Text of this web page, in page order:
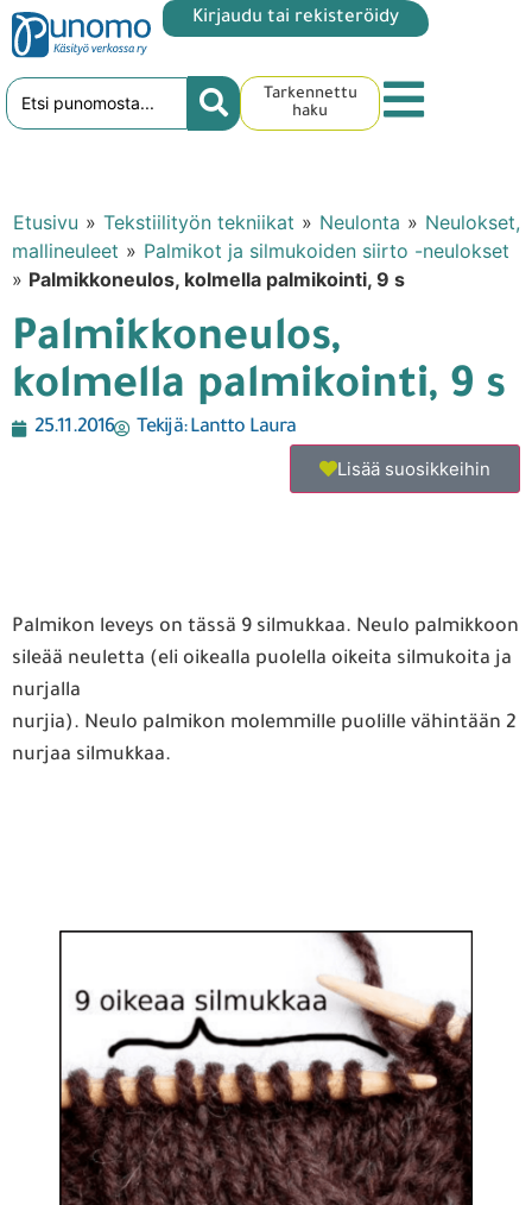
Kirjaudu tai rekisteröidy
Tarkennettu
haku
Etusivu » Tekstiilityön tekniikat » Neulonta » Neulokset,
mallineuleet » Palmikot ja silmukoiden siirto -neulokset
» Palmikkoneulos, kolmella palmikointi, 9 s
Palmikkoneulos,
kolmella palmikointi, 9 s
25.11.2016 Tekijä:Lantto Laura
Lisää suosikkeihin
Palmikon leveys on tässä 9 silmukkaa. Neulo palmikkoon
sileää neuletta (eli oikealla puolella oikeita silmukoita ja
nurjalla
nurjia). Neulo palmikon molemmille puolille vähintään 2
nurjaa silmukkaa.